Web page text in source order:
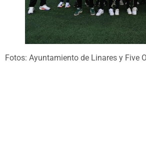
Fotos: Ayuntamiento de Linares y Five